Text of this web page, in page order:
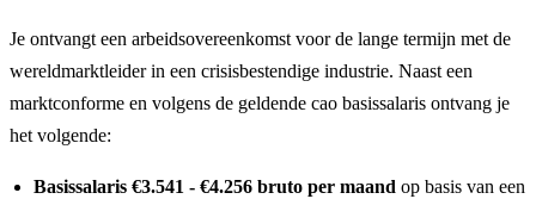
Je ontvangt een arbeidsovereenkomst voor de lange termijn met de
wereldmarktleider in een crisisbestendige industrie. Naast een
marktconforme en volgens de geldende cao basissalaris ontvang je
het volgende:
Basissalaris €3.541 - €4.256 bruto per maand op basis van een